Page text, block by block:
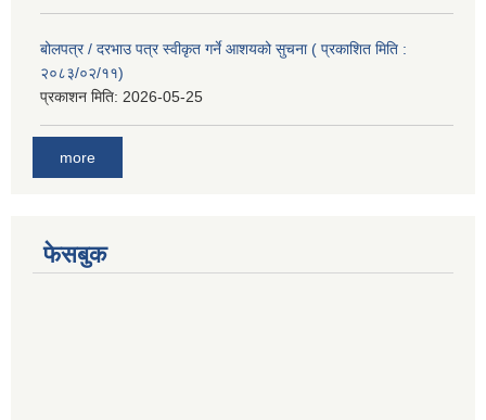
बोलपत्र / दरभाउ पत्र स्वीकृत गर्ने आशयको सुचना ( प्रकाशित मिति :
२०८३/०२/११)
प्रकाशन मिति: 2026-05-25
more
फेसबुक